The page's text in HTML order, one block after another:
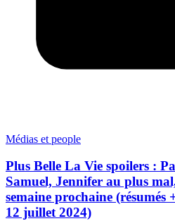
Médias et people
Plus Belle La Vie spoilers :
Samuel, Jennifer au plus
semaine prochaine
12 juillet 2024)